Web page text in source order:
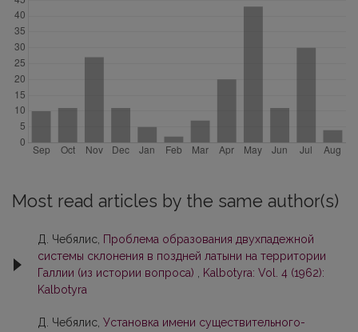
Most read articles by the same author(s)
Д. Чебялис, Проблема образования двухпадежной
системы склонения в поздней латыни на территории
Галлии (из истории вопроса)
Kalbotyra: Vol. 4 (1962):
Kalbotyra
Д. Чебялис, Установка имени существительного-